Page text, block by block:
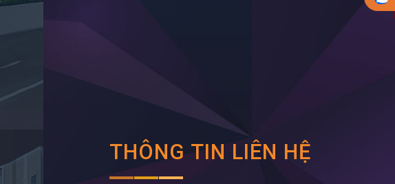
THÔNG TIN LIÊN HỆ